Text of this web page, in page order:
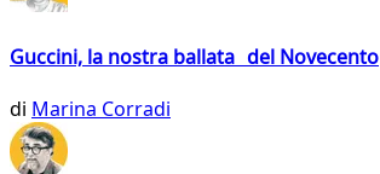
Guccini, la nostra ballata del Novecento
di Marina Corradi